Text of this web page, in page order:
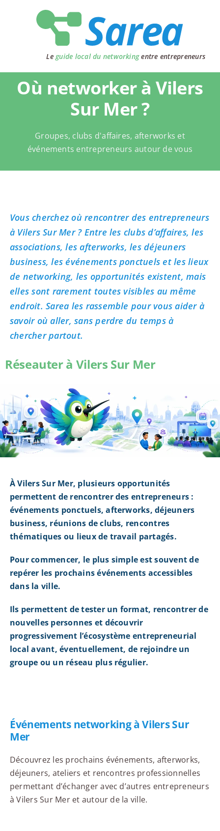
Le guide local du networkingentre entrepreneurs
Où networker à Vilers
Sur Mer ?
Groupes, clubs d'affaires, afterworks et
événements entrepreneurs autour de vous
Vous cherchez où rencontrer des entrepreneurs
à Vilers Sur Mer ? Entre les clubs d’affaires, les
associations, les afterworks, les déjeuners
business, les événements ponctuels et les lieux
de networking, les opportunités existent, mais
elles sont rarement toutes visibles au même
endroit. Sarea les rassemble pour vous aider à
savoir où aller, sans perdre du temps à
chercher partout.
Réseauter à Vilers Sur Mer
À Vilers Sur Mer, plusieurs opportunités
permettent de rencontrer des entrepreneurs :
événements ponctuels, afterworks, déjeuners
business, réunions de clubs, rencontres
thématiques ou lieux de travail partagés.
Pour commencer, le plus simple est souvent de
repérer les prochains événements accessibles
dans la ville.
Ils permettent de tester un format, rencontrer de
nouvelles personnes et découvrir
progressivement l’écosystème entrepreneurial
local avant, éventuellement, de rejoindre un
groupe ou un réseau plus régulier.
Événements networking à Vilers Sur
Mer
Découvrez les prochains événements, afterworks,
déjeuners, ateliers et rencontres professionnelles
permettant d’échanger avec d’autres entrepreneurs
à Vilers Sur Mer et autour de la ville.